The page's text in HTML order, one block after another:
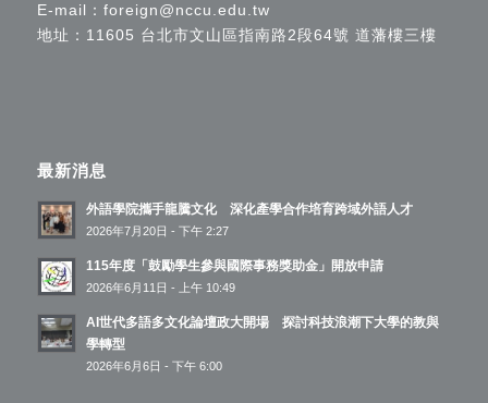
E-mail： foreign@nccu.edu.tw
地址：11605 台北市文山區指南路2段64號 道藩樓三樓
最新消息
外語學院攜手龍騰文化 深化產學合作培育跨域外語人才
2026年7月20日 - 下午 2:27
115年度「鼓勵學生參與國際事務獎助金」開放申請
2026年6月11日 - 上午 10:49
AI世代多語多文化論壇政大開場 探討科技浪潮下大學的教與
學轉型
2026年6月6日 - 下午 6:00